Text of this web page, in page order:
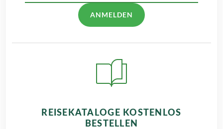
ANMELDEN
REISEKATALOGE KOSTENLOS
BESTELLEN